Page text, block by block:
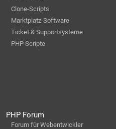
Clone-Scripts
Marktplatz-Software
Ticket & Supportsysteme
PHP Scripte
PHP Forum
Forum für Webentwickler